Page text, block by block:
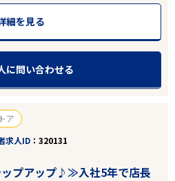
細を見る
に問い合わせる
ア
求人ID 320131
ップアップ♪≫入社5年で店長